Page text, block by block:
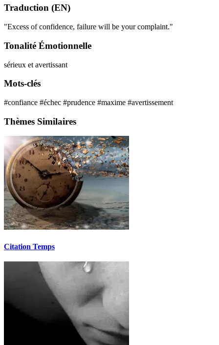
Traduction (EN)
"Excess of confidence, failure will be your complaint."
Tonalité Émotionnelle
sérieux et avertissant
Mots-clés
#confiance #échec #prudence #maxime #avertissement
Thèmes Similaires
Citation Temps